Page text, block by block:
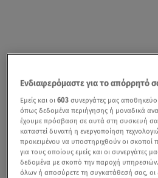
Ενδιαφερόμαστε για το απόρρητό
Εμείς και οι603 συνεργάτες μας
όπως δεδομένα περιήγησης ή μοναδικά
έχουμε πρόσβαση σε αυτά στη συσκευή
καταστεί δυνατή η ενεργοποίηση
προκειμένου να υποστηριχθούν οι σκοποί
για τους οποίους εμείς και οι συνεργάτες
δεδομένα με σκοπό την παροχή
όλων ή αποσύρετε τη συγκατάθεσή σας, οι